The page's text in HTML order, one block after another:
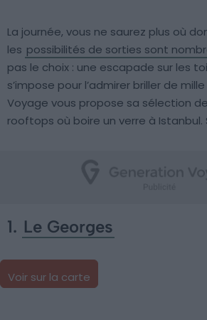
La journée, vous ne saurez plus où
les possibilités de sorties sont
pas le choix : une escapade sur les
s’impose pour l’admirer briller de
Voyage vous propose sa sélection
rooftops où boire un verre à Istanbul.
1. Le Georges
Voir sur la carte